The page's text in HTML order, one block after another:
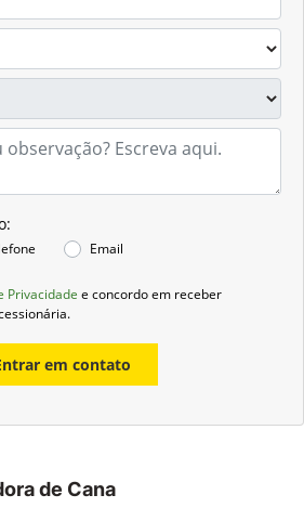
Email
Privacidade e concordo em receber
em contato
de Cana